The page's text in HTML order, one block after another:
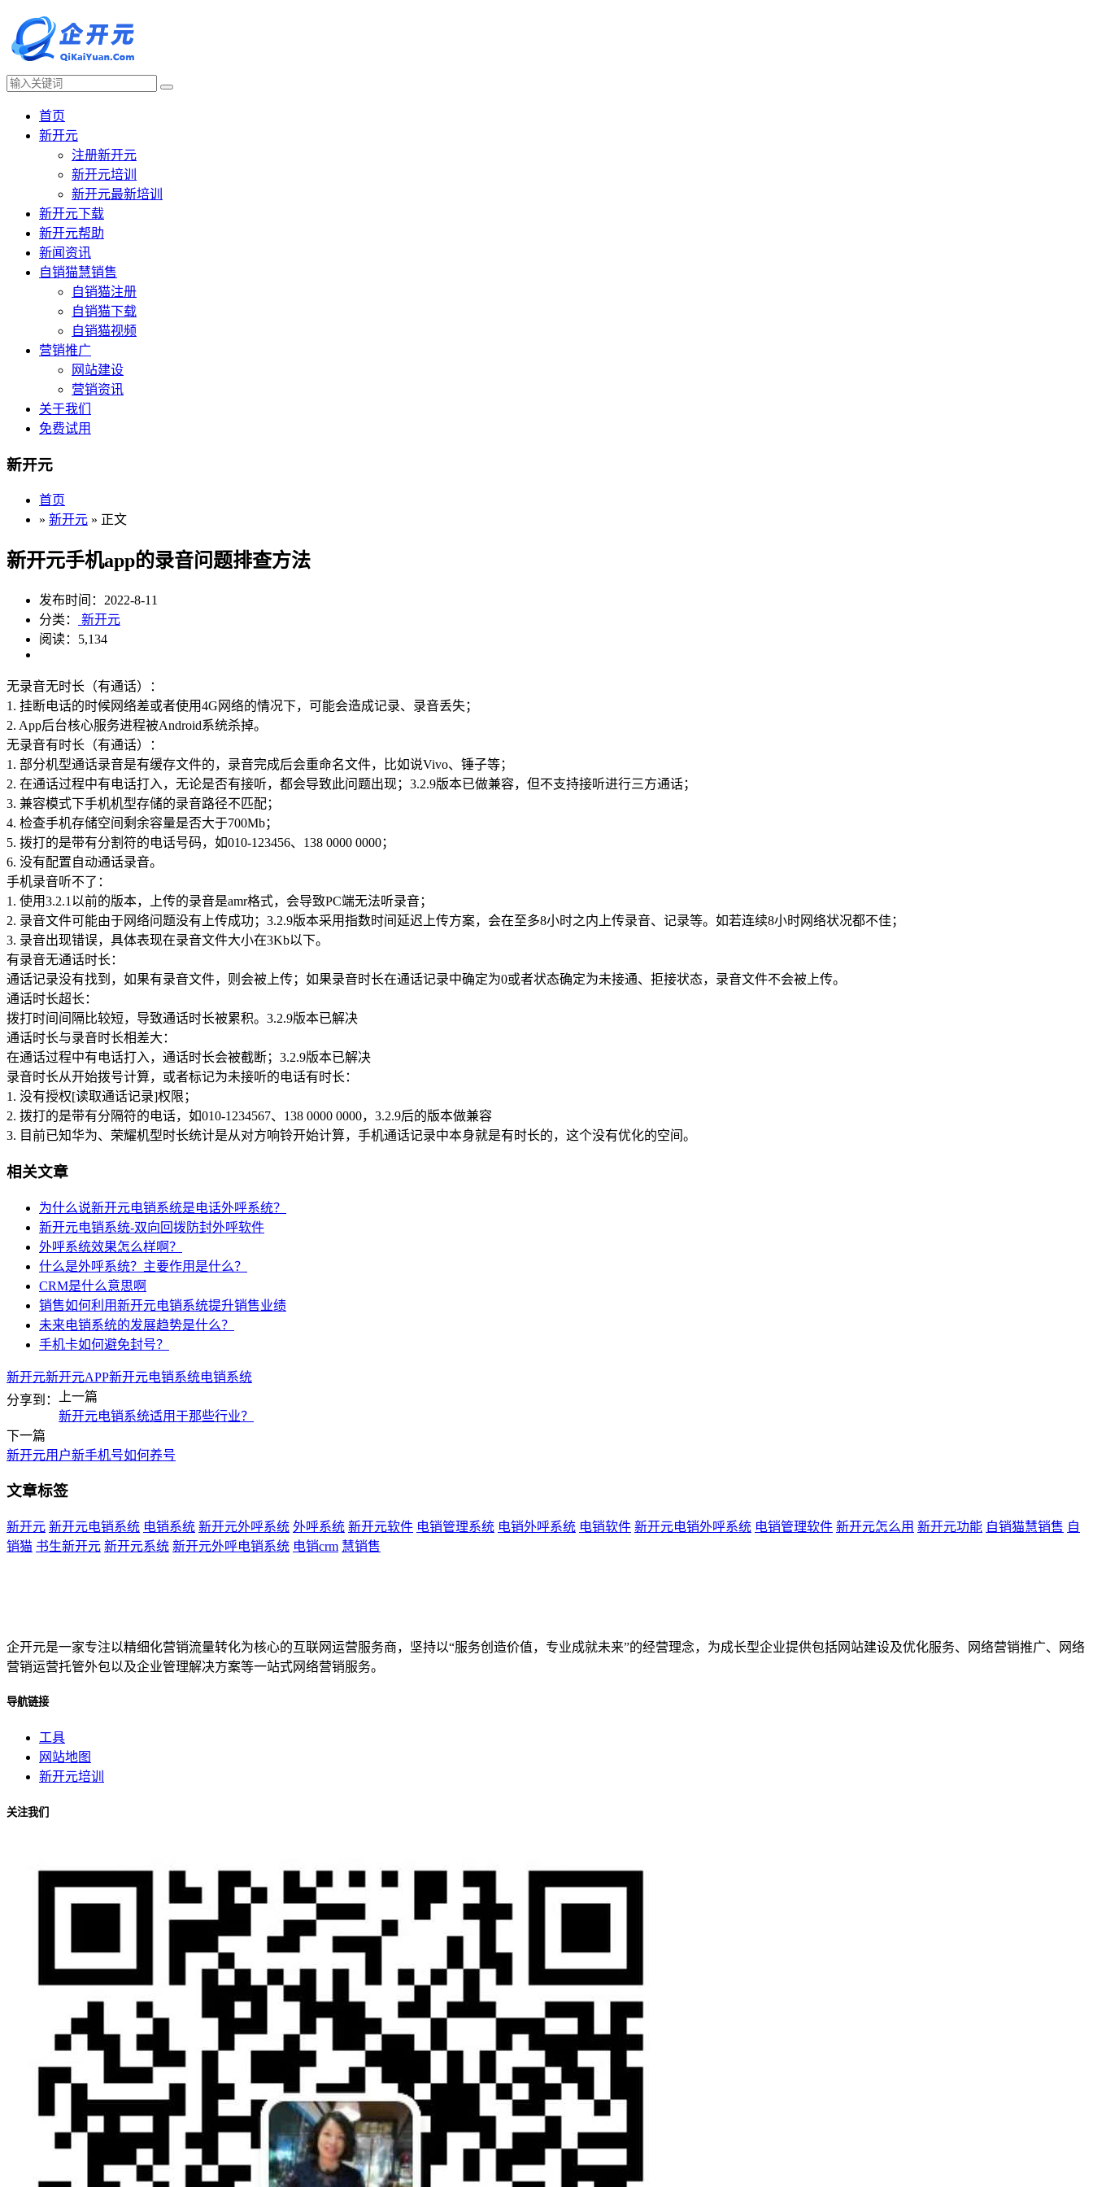
首页
新开元
注册新开元
新开元培训
新开元最新培训
新开元下载
新开元帮助
新闻资讯
自销猫慧销售
自销猫注册
自销猫下载
自销猫视频
营销推广
网站建设
营销资讯
关于我们
免费试用
新开元
首页
» 新开元 » 正文
新开元手机app的录音问题排查方法
发布时间：2022-8-11
分类：
新开元
阅读：5,134
无录音无时长（有通话）：
1. 挂断电话的时候网络差或者使用4G网络的情况下，可能会造成记录、录音丢失；
2. App后台核心服务进程被Android系统杀掉。
无录音有时长（有通话）：
1. 部分机型通话录音是有缓存文件的，录音完成后会重命名文件，比如说Vivo、锤子等；
2. 在通话过程中有电话打入，无论是否有接听，都会导致此问题出现；3.2.9版本已做兼容，但不支持接听进行三方通话；
3. 兼容模式下手机机型存储的录音路径不匹配；
4. 检查手机存储空间剩余容量是否大于700Mb；
5. 拨打的是带有分割符的电话号码，如010-123456、138 0000 0000；
6. 没有配置自动通话录音。
手机录音听不了：
1. 使用3.2.1以前的版本，上传的录音是amr格式，会导致PC端无法听录音；
2. 录音文件可能由于网络问题没有上传成功；3.2.9版本采用指数时间延迟上传方案，会在至多8小时之内上传录音、记录等。如若连续8小时网络状况都不佳；
3. 录音出现错误，具体表现在录音文件大小在3Kb以下。
有录音无通话时长：
通话记录没有找到，如果有录音文件，则会被上传；如果录音时长在通话记录中确定为0或者状态确定为未接通、拒接状态，录音文件不会被上传。
通话时长超长：
拨打时间间隔比较短，导致通话时长被累积。3.2.9版本已解决
通话时长与录音时长相差大：
在通话过程中有电话打入，通话时长会被截断；3.2.9版本已解决
录音时长从开始拨号计算，或者标记为未接听的电话有时长：
1. 没有授权[读取通话记录]权限；
2. 拨打的是带有分隔符的电话，如010-1234567、138 0000 0000，3.2.9后的版本做兼容
3. 目前已知华为、荣耀机型时长统计是从对方响铃开始计算，手机通话记录中本身就是有时长的，这个没有优化的空间。
相关文章
为什么说新开元电销系统是电话外呼系统？
新开元电销系统-双向回拨防封外呼软件
外呼系统效果怎么样啊？
什么是外呼系统？主要作用是什么？
CRM是什么意思啊
销售如何利用新开元电销系统提升销售业绩
未来电销系统的发展趋势是什么？
手机卡如何避免封号？
新开元新开元APP新开元电销系统电销系统
分享到：
上一篇
新开元电销系统适用于那些行业？
下一篇
新开元用户新手机号如何养号
文章标签
新开元 新开元电销系统 电销系统 新开元外呼系统 外呼系统 新开元软件 电销管理系统 电销外呼系统 电销软件 新开元电销外呼系统 电销管理软件 新开元怎么用 新开元功能 自销猫慧销售 自
销猫 书生新开元 新开元系统 新开元外呼电销系统 电销crm 慧销售
企开元是一家专注以精细化营销流量转化为核心的互联网运营服务商，坚持以“服务创造价值，专业成就未来”的经营理念，为成长型企业提供包括网站建设及优化服务、网络营销推广、网络
营销运营托管外包以及企业管理解决方案等一站式网络营销服务。
导航链接
工具
网站地图
新开元培训
关注我们